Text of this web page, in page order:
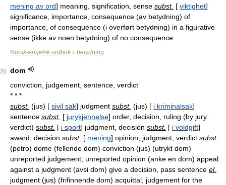
mening av ord] meaning, signification, sense subst. [ viktighet]
significance, importance, consequence (av betydning) of
importance, of consequence (i overført betydning) in a figurative
sense (ikke av noen betydning) of no consequence
Norsk-engelsk ordbok > betydning
20
dom
conviction, judgement, sentence, verdict
* * *
subst. (jus) [ sivil sak] judgment subst. (jus) [ i kriminalsak]
sentence subst. [ jurykjennelse] order, decision, ruling (by jury:
verdict) subst. [ i sport] judgment, decision subst. [ i voldgift]
award, decision subst. [ mening] opinion, judgment, verdict subst.
(petro) dome (fellende dom) conviction (jus) (utrykt dom)
unreported judgement, unreported opinion (anke en dom) appeal
against a judgment (avsi dom) give a decision, pass sentence el.
judgment (jus) (frifinnende dom) acquittal, judgement for the